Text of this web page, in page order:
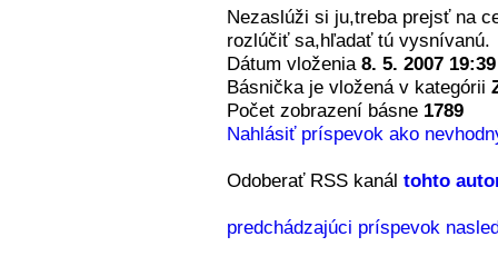
Nezaslúži si ju,treba prejsť na
rozlúčiť sa,hľadať tú vysnívanú.
Dátum vloženia 8. 5. 2007 19:39
Básnička je vložená v kategórii
Počet zobrazení básne 1789
Nahlásiť príspevok ako
Odoberať RSS kanál tohto
predchádzajúci príspevok